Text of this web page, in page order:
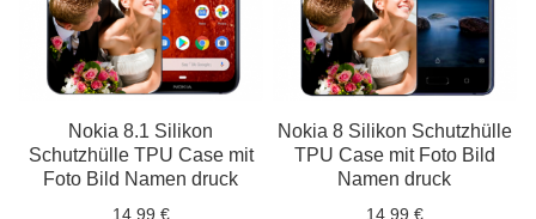
Nokia 8.1 Silikon
Schutzhülle TPU Case mit
Foto Bild Namen druck
14,99 €
Nokia 8 Silikon Schutzhülle
TPU Case mit Foto Bild
Namen druck
14,99 €